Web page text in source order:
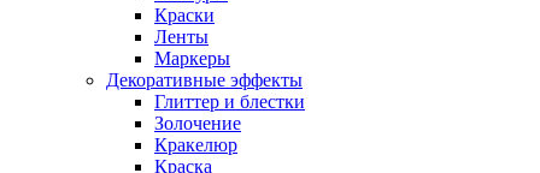
Краски
Ленты
Маркеры
Декоративные эффекты
Глиттер и блестки
Золочение
Кракелюр
Краска